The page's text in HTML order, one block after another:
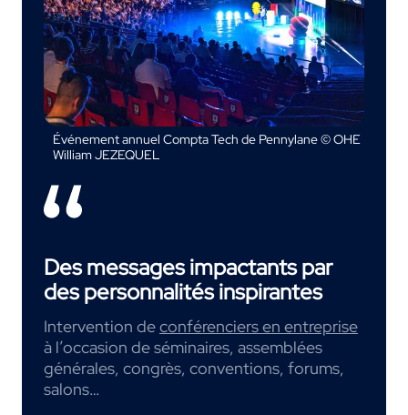
Événement annuel Compta Tech de Pennylane © OHE
William JEZEQUEL
Des messages impactants par
des personnalités inspirantes
Intervention deconférenciers en entreprise
à l’occasion de séminaires, assemblées
générales, congrès, conventions, forums,
salons…